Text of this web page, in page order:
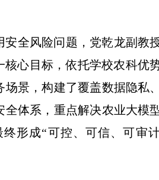
全风险问题，党乾龙副教
心目标，依托学校农科优
景，构建了覆盖数据隐私
体系，重点解决农业大模
形成“可控、可信、可审